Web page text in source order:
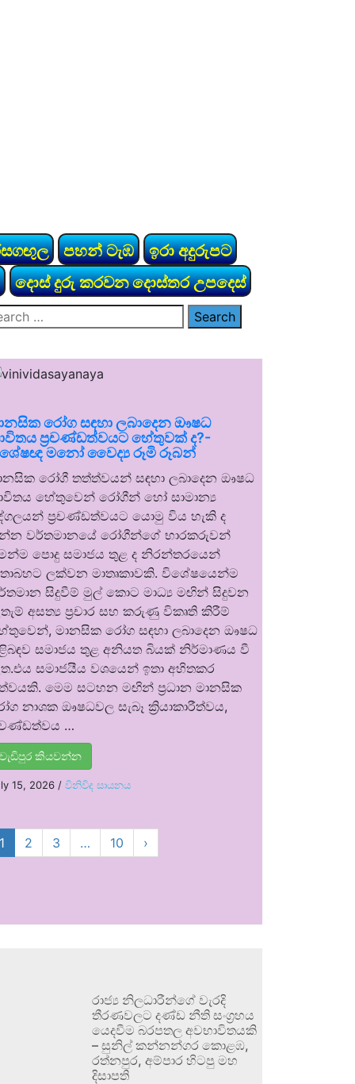
පහන් ටැඹ
ඉරා අදුරුපට
දොස් දුරු කරවන දොස්තර උපදෙස්
රෝග සඳහා ලබාදෙන ඖෂධ
ප්‍රචණ්ඩත්වයට හේතුවක් ද?-
මනෝ වෛද්‍ය රූමි රූබන්
රෝගී තත්ත්වයන් සඳහා ලබාදෙන ඖෂධ
හේතුවෙන් රෝගීන් හෝ සාමාන්‍ය
ප්‍රචණ්ඩත්වයට යොමු විය හැකි ද
වර්තමානයේ රෝගීන්ගේ භාරකරුවන්
පොදු සමාජය තුළ ද නිරන්තරයෙන්
ලක්වන මාතෘකාවකි. විශේෂයෙන්ම
සිදුවීම් මුල් කොට මාධ්‍ය මඟින් සිදුවන
අසත්‍ය ප්‍රචාර සහ කරුණු විකෘති කිරීම්
මානසික රෝග සඳහා ලබාදෙන ඖෂධ
සමාජය තුළ අනියත බියක් නිර්මාණය වී
සමාජයීය වශයෙන් ඉතා අහිතකර
මෙම සටහන මඟින් ප්‍රධාන මානසික
නාශක ඖෂධවල සැබෑ ක්‍රියාකාරීත්වය,
…
වැඩිපුර කියවන්න
15, 2026 / විනිවිද සායනය
1 2 3 … 10 ›
රාජ්‍ය නිලධාරීන්ගේ වැරදි
තීරණවලට දණ්ඩ නීති සංග්‍රහය
යෙදවීම බරපතල අවභාවිතයකි
– සුනිල් කන්නන්ගර කොළඹ,
රත්නපුර, අම්පාර හිටපු මහ
දිසාපති